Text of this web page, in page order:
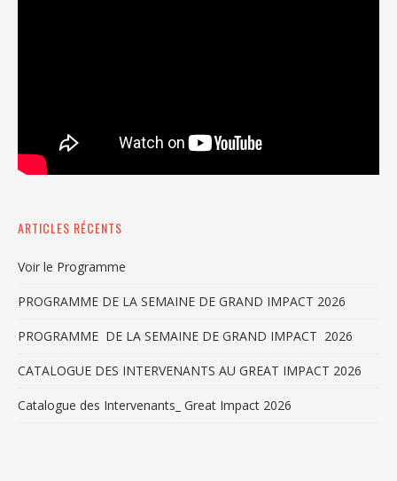
ARTICLES RÉCENTS
Voir le Programme
PROGRAMME DE LA SEMAINE DE GRAND IMPACT 2026
PROGRAMME DE LA SEMAINE DE GRAND IMPACT 2026
CATALOGUE DES INTERVENANTS AU GREAT IMPACT 2026
Catalogue des Intervenants_ Great Impact 2026